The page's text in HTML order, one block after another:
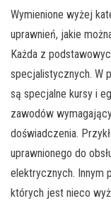
Wymienione wyżej
uprawnień, jakie
Każda z
specjalistycznych. W
są specjalne kursy i
zawodów
doświadczenia.
uprawnionego do
elektrycznych. Innym
których jest nieco